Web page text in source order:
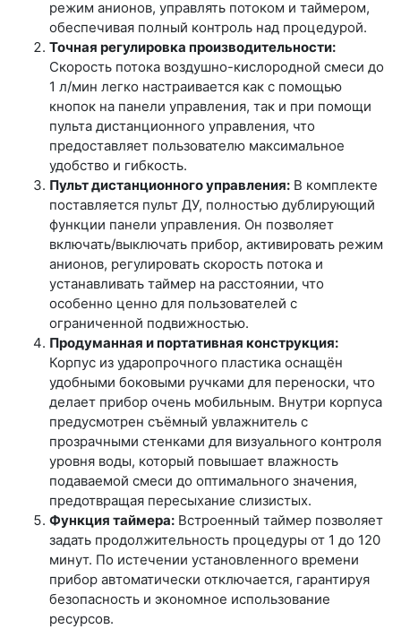
режим анионов, управлять потоком и таймером,
обеспечивая полный контроль над процедурой.
Точная регулировка производительности:
Скорость потока воздушно-кислородной смеси до
1 л/мин легко настраивается как с помощью
кнопок на панели управления, так и при помощи
пульта дистанционного управления, что
предоставляет пользователю максимальное
удобство и гибкость.
Пульт дистанционного управления: В комплекте
поставляется пульт ДУ, полностью дублирующий
функции панели управления. Он позволяет
включать/выключать прибор, активировать режим
анионов, регулировать скорость потока и
устанавливать таймер на расстоянии, что
особенно ценно для пользователей с
ограниченной подвижностью.
Продуманная и портативная конструкция:
Корпус из ударопрочного пластика оснащён
удобными боковыми ручками для переноски, что
делает прибор очень мобильным. Внутри корпуса
предусмотрен съёмный увлажнитель с
прозрачными стенками для визуального контроля
уровня воды, который повышает влажность
подаваемой смеси до оптимального значения,
предотвращая пересыхание слизистых.
Функция таймера: Встроенный таймер позволяет
задать продолжительность процедуры от 1 до 120
минут. По истечении установленного времени
прибор автоматически отключается, гарантируя
безопасность и экономное использование
ресурсов.